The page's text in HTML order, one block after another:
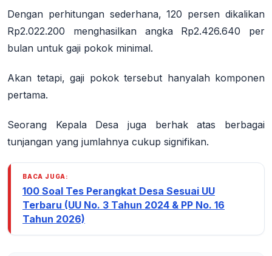
Dengan perhitungan sederhana, 120 persen dikalikan
Rp2.022.200 menghasilkan angka Rp2.426.640 per
bulan untuk gaji pokok minimal.
Akan tetapi, gaji pokok tersebut hanyalah komponen
pertama.
Seorang Kepala Desa juga berhak atas berbagai
tunjangan yang jumlahnya cukup signifikan.
BACA JUGA:
100 Soal Tes Perangkat Desa Sesuai UU
Terbaru (UU No. 3 Tahun 2024 & PP No. 16
Tahun 2026)